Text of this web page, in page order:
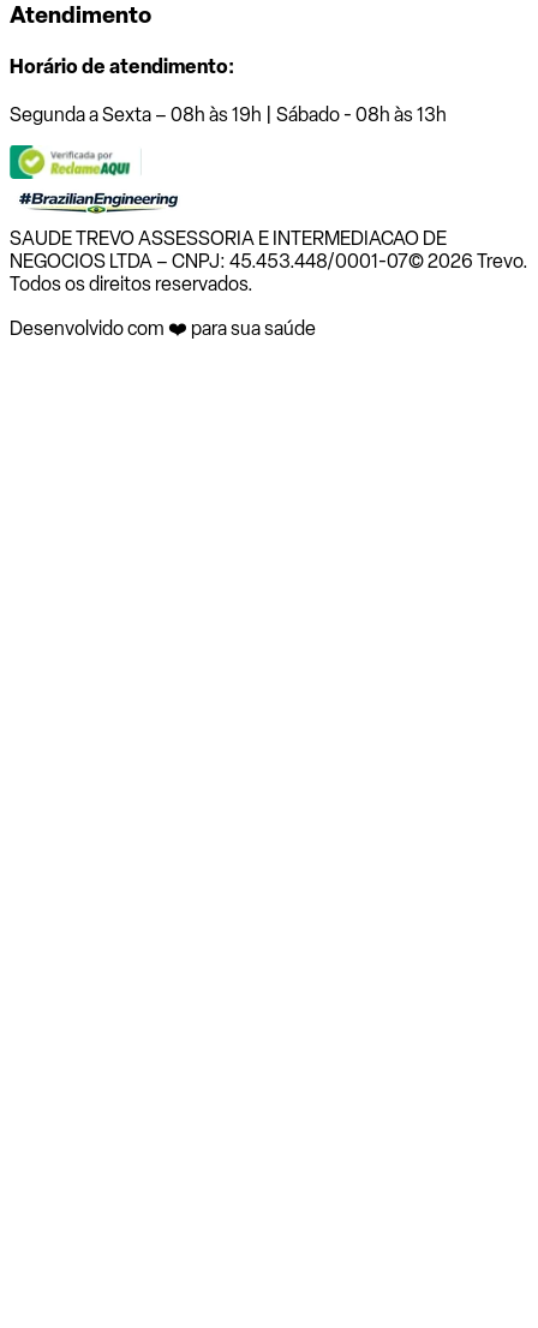
Atendimento
Horário de atendimento:
Segunda a Sexta – 08h às 19h | Sábado - 08h às 13h
SAUDE TREVO ASSESSORIA E INTERMEDIACAO DE
NEGOCIOS LTDA – CNPJ: 45.453.448/0001-07© 2026 Trevo.
Todos os direitos reservados.
Desenvolvido com ❤️ para sua saúde